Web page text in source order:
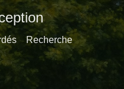
Recherche